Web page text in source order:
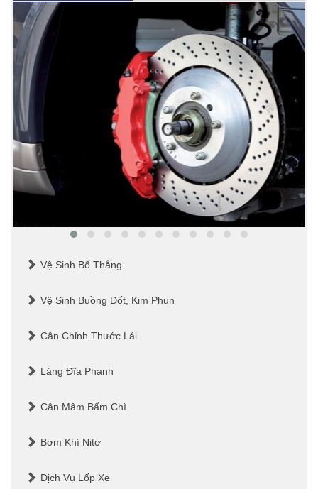
Vệ Sinh Bố Thắng
Vệ Sinh Buồng Đốt, Kim Phun
Cân Chỉnh Thước Lái
Láng Đĩa Phanh
Cân Mâm Bấm Chì
Bơm Khí Nitơ
Dịch Vụ Lốp Xe